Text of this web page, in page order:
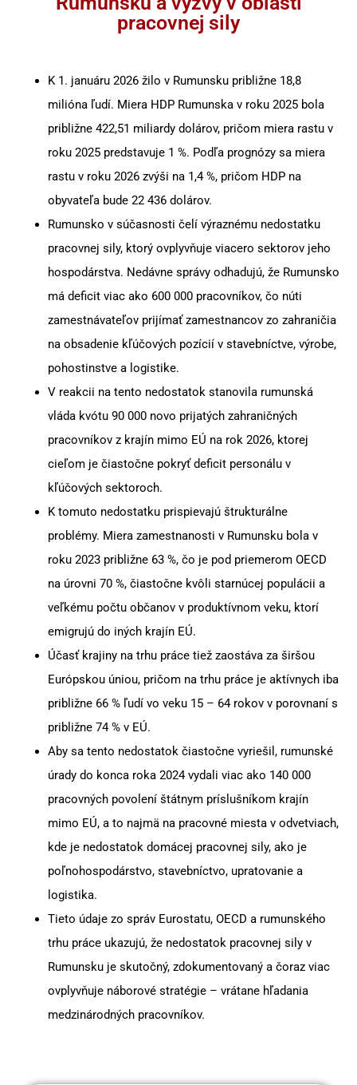
zamestnávateľov
obsluhuje
Oblasti Zákonnej
Hromadný Nábor
Riešenia RPO
Slovenia
Bulharsko
Česká republika
Malta
pracovnej sily
K 1. januáru 2026 žilo v Rumunsku približne 18,8
milióna ľudí. Miera HDP Rumunska v roku 2025 bola
približne 422,51 miliardy dolárov, pričom miera rastu v
roku 2025 predstavuje 1 %. Podľa prognózy sa miera
rastu v roku 2026 zvýši na 1,4 %, pričom HDP na
obyvateľa bude 22 436 dolárov.
Rumunsko v súčasnosti čelí výraznému nedostatku
pracovnej sily, ktorý ovplyvňuje viacero sektorov jeho
hospodárstva. Nedávne správy odhadujú, že Rumunsko
má deficit viac ako 600 000 pracovníkov, čo núti
zamestnávateľov prijímať zamestnancov zo zahraničia
na obsadenie kľúčových pozícií v stavebníctve, výrobe,
pohostinstve a logistike.
V reakcii na tento nedostatok stanovila rumunská
vláda kvótu 90 000 novo prijatých zahraničných
pracovníkov z krajín mimo EÚ na rok 2026, ktorej
cieľom je čiastočne pokryť deficit personálu v
kľúčových sektoroch.
K tomuto nedostatku prispievajú štrukturálne
problémy. Miera zamestnanosti v Rumunsku bola v
roku 2023 približne 63 %, čo je pod priemerom OECD
na úrovni 70 %, čiastočne kvôli starnúcej populácii a
veľkému počtu občanov v produktívnom veku, ktorí
emigrujú do iných krajín EÚ.
Účasť krajiny na trhu práce tiež zaostáva za širšou
Európskou úniou, pričom na trhu práce je aktívnych iba
približne 66 % ľudí vo veku 15 – 64 rokov v porovnaní s
približne 74 % v EÚ.
Aby sa tento nedostatok čiastočne vyriešil, rumunské
úrady do konca roka 2024 vydali viac ako 140 000
pracovných povolení štátnym príslušníkom krajín
mimo EÚ, a to najmä na pracovné miesta v odvetviach,
kde je nedostatok domácej pracovnej sily, ako je
poľnohospodárstvo, stavebníctvo, upratovanie a
logistika.
Tieto údaje zo správ Eurostatu, OECD a rumunského
trhu práce ukazujú, že nedostatok pracovnej sily v
Rumunsku je skutočný, zdokumentovaný a čoraz viac
ovplyvňuje náborové stratégie – vrátane hľadania
medzinárodných pracovníkov.